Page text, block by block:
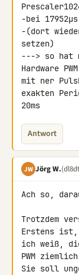
-bei
-(dort
setzen)
---> so hat
Hardware
mit ner
exakten
20ms
Antwort
JW Jörg W.
Ach so,
Trotzdem
Erstens ist,
ich weiß,
PWM
Sie soll